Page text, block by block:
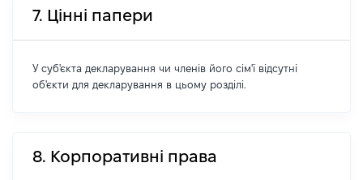
7. Цінні папери
У суб'єкта декларування чи членів його сім'ї відсутні
об'єкти для декларування в цьому розділі.
8. Корпоративні права